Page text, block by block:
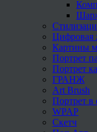
Цифровая
Картины
Портрет
Портрет
ГРАНЖ
Art Brush
Портрет в
WPAP
Скетч